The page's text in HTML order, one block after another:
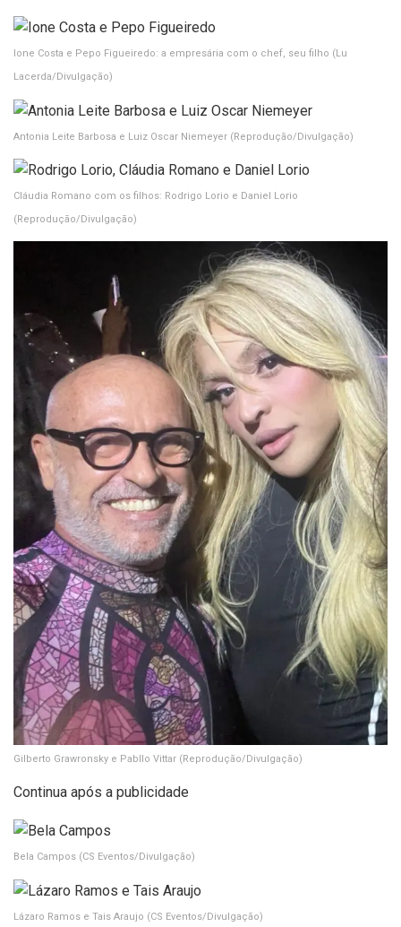
Ione Costa e Pepo Figueiredo: a empresária com o chef, seu filho (Lu
Lacerda/Divulgação)
Antonia Leite Barbosa e Luiz Oscar Niemeyer (Reprodução/Divulgação)
Cláudia Romano com os filhos: Rodrigo Lorio e Daniel Lorio
(Reprodução/Divulgação)
Gilberto Grawronsky e Pabllo Vittar (Reprodução/Divulgação)
Continua após a publicidade
Bela Campos (CS Eventos/Divulgação)
Lázaro Ramos e Tais Araujo (CS Eventos/Divulgação)